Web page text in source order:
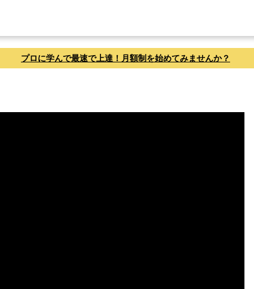
プロに学んで最速で上達！月額制を始めてみませんか？